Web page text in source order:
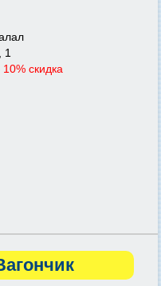
1
скидка